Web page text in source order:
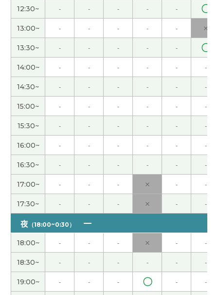
感谢老师的指导。中国的高楼大厦、宽阔的道路，
一切都如此宏伟壮观，我真的很喜欢中国。确实，
正如老师所说，每个国家都有其优点和缺点。
飞老师～今天也谢谢你的课。串虽然是二节课，但
是时间过得很快啊！总是很愉快得学习。真的感谢
你😊( 女性 )
飞老师～谢谢你一直鼓励我！第二天，我看到很奇
怪名字的男孩子们，我就想起了和你一起上课的时
候的事了！哈哈哈😄我也很期待下次的课程！
)
每次上Fei老师的课，我都特别开心🥳 我现在用的课
本是《汉语习惯用语教程》，里面儿化音特别多。
哈哈哈哈。
非常に聞きやすい中国語でした。 下手な発音も一
生懸命に聞いていただき、楽しい時間を過ごせまし
た。 また、よろしくお願いします。( 50代 男性 )
我也很高兴又见面了^^25分钟很短。はじめての事
に挑戦するのは、誰でも緊張しますよ！慣れてく
れば大丈夫！応援してます！去年我腰疼了。所以，
12:30~ - - - - - 〇
13:00~ - - - - - ×
13:30~ - - - - - 〇
14:00~ - - - - - -
14:30~ - - - - - -
15:00~ - - - - - -
15:30~ - - - - - -
16:00~ - - - - - -
16:30~ - - - - - -
17:00~ - - - × - -
17:30~ - - - × - -
夜 （18:00~0:30）
18:00~ - - - × - -
18:30~ - - - - - -
19:00~ - - - 〇 - -